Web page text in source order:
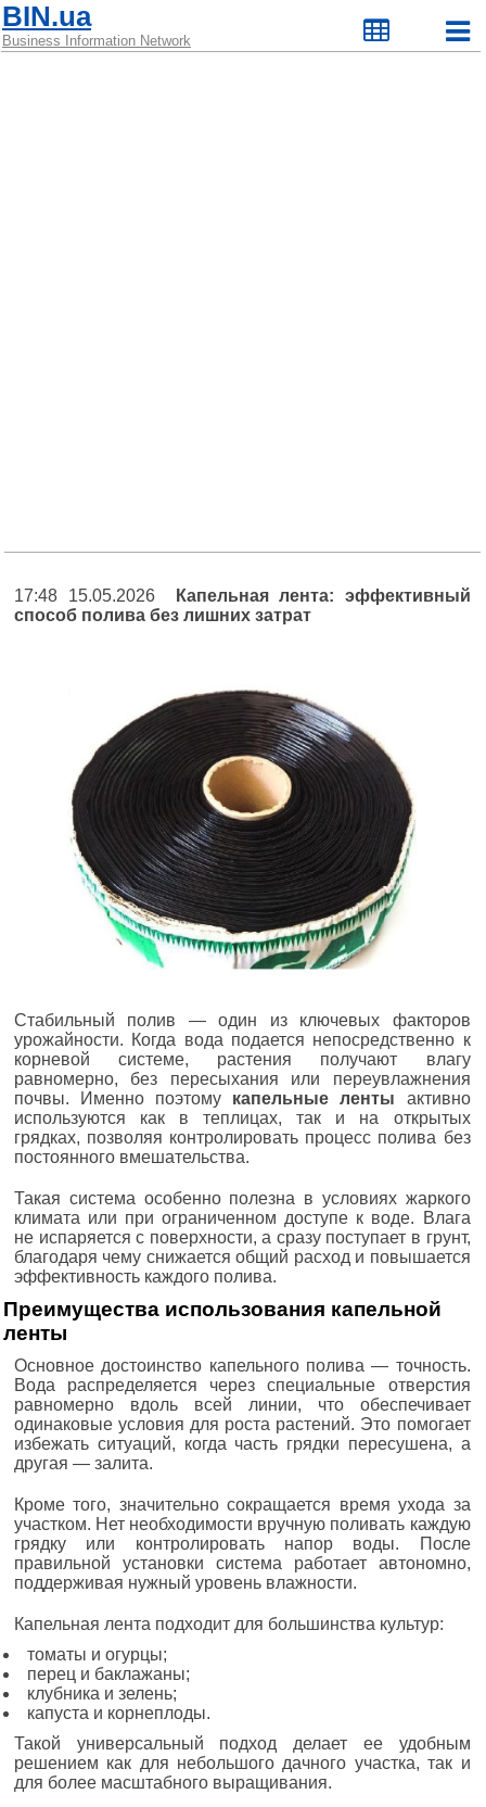
BIN.ua
Business Information Network
17:48 15.05.2026
Капельная лента: эффективный
способ полива без лишних затрат
Стабильный полив — один из ключевых факторов
урожайности. Когда вода подается непосредственно к
корневой системе, растения получают влагу
равномерно, без пересыхания или переувлажнения
почвы. Именно поэтому капельные ленты активно
используются как в теплицах, так и на открытых
грядках, позволяя контролировать процесс полива без
постоянного вмешательства.
Такая система особенно полезна в условиях жаркого
климата или при ограниченном доступе к воде. Влага
не испаряется с поверхности, а сразу поступает в грунт,
благодаря чему снижается общий расход и повышается
эффективность каждого полива.
Преимущества использования капельной
ленты
Основное достоинство капельного полива — точность.
Вода распределяется через специальные отверстия
равномерно вдоль всей линии, что обеспечивает
одинаковые условия для роста растений. Это помогает
избежать ситуаций, когда часть грядки пересушена, а
другая — залита.
Кроме того, значительно сокращается время ухода за
участком. Нет необходимости вручную поливать каждую
грядку или контролировать напор воды. После
правильной установки система работает автономно,
поддерживая нужный уровень влажности.
Капельная лента подходит для большинства культур:
томаты и огурцы;
перец и баклажаны;
клубника и зелень;
капуста и корнеплоды.
Такой универсальный подход делает ее удобным
решением как для небольшого дачного участка, так и
для более масштабного выращивания.